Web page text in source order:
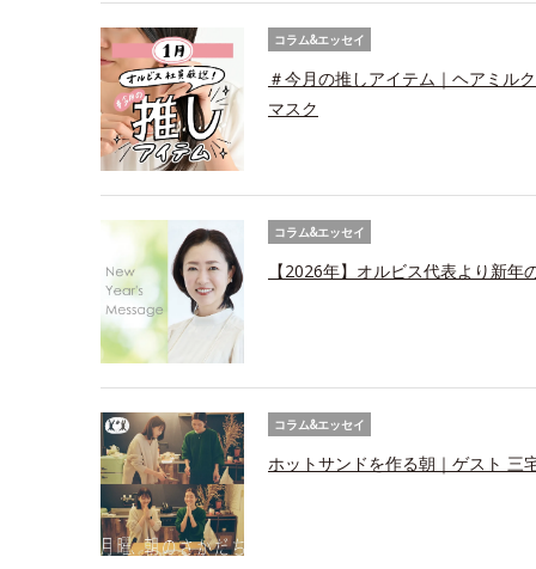
コラム&エッセイ
＃今月の推しアイテム｜ヘアミル
マスク
コラム&エッセイ
【2026年】オルビス代表より新年
コラム&エッセイ
ホットサンドを作る朝｜ゲスト 三